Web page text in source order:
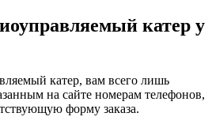
катер у
катер, вам всего лишь
на сайте номерам телефонов,
форму заказа.